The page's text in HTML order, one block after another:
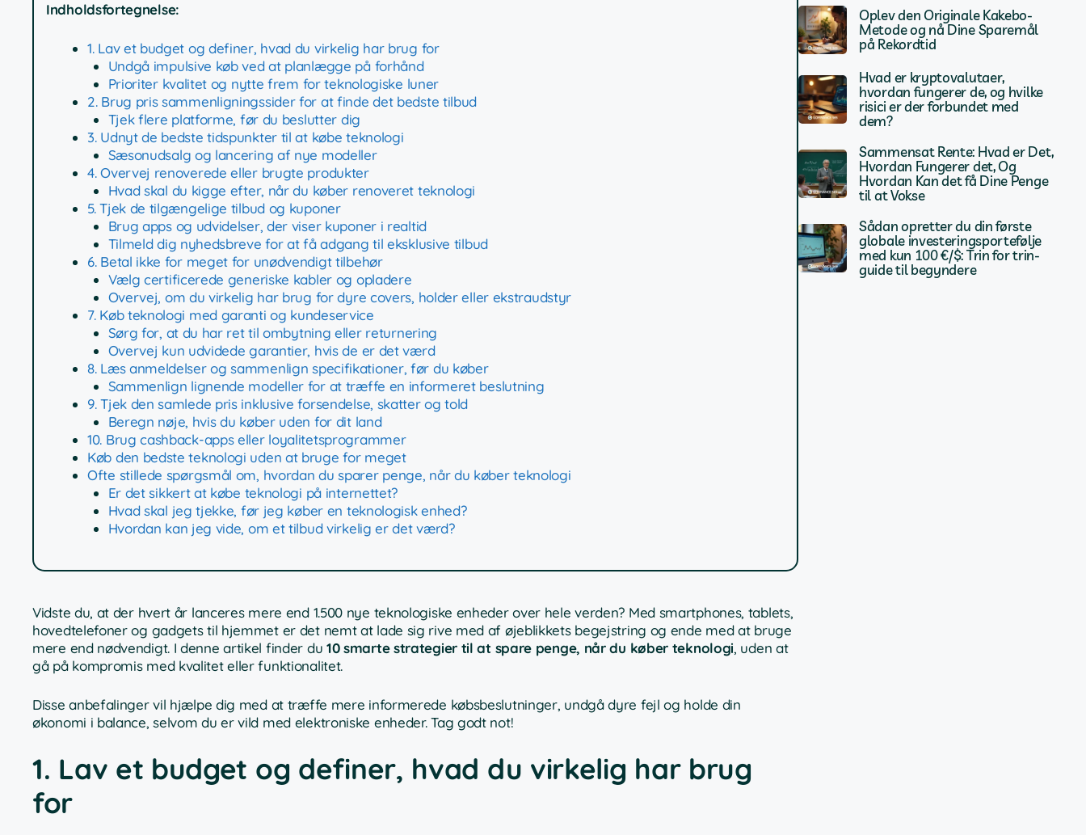
Indholdsfortegnelse:
1. Lav et budget og definer, hvad du virkelig har brug for
Undgå impulsive køb ved at planlægge på forhånd
Prioriter kvalitet og nytte frem for teknologiske luner
2. Brug pris sammenligningssider for at finde det bedste tilbud
Tjek flere platforme, før du beslutter dig
3. Udnyt de bedste tidspunkter til at købe teknologi
Sæsonudsalg og lancering af nye modeller
4. Overvej renoverede eller brugte produkter
Hvad skal du kigge efter, når du køber renoveret teknologi
5. Tjek de tilgængelige tilbud og kuponer
Brug apps og udvidelser, der viser kuponer i realtid
Tilmeld dig nyhedsbreve for at få adgang til eksklusive tilbud
6. Betal ikke for meget for unødvendigt tilbehør
Vælg certificerede generiske kabler og opladere
Overvej, om du virkelig har brug for dyre covers, holder eller ekstraudstyr
7. Køb teknologi med garanti og kundeservice
Sørg for, at du har ret til ombytning eller returnering
Overvej kun udvidede garantier, hvis de er det værd
8. Læs anmeldelser og sammenlign specifikationer, før du køber
Sammenlign lignende modeller for at træffe en informeret beslutning
9. Tjek den samlede pris inklusive forsendelse, skatter og told
Beregn nøje, hvis du køber uden for dit land
10. Brug cashback-apps eller loyalitetsprogrammer
Køb den bedste teknologi uden at bruge for meget
Ofte stillede spørgsmål om, hvordan du sparer penge, når du køber teknologi
Er det sikkert at købe teknologi på internettet?
Hvad skal jeg tjekke, før jeg køber en teknologisk enhed?
Hvordan kan jeg vide, om et tilbud virkelig er det værd?
Vidste du, at der hvert år lanceres mere end 1.500 nye teknologiske enheder over hele verden? Med smartphones, tablets,
hovedtelefoner og gadgets til hjemmet er det nemt at lade sig rive med af øjeblikkets begejstring og ende med at bruge
mere end nødvendigt. I denne artikel finder du 10 smarte strategier til at spare penge, når du køber teknologi, uden at
gå på kompromis med kvalitet eller funktionalitet.
Disse anbefalinger vil hjælpe dig med at træffe mere informerede købsbeslutninger, undgå dyre fejl og holde din
økonomi i balance, selvom du er vild med elektroniske enheder. Tag godt not!
1. Lav et budget og definer, hvad du virkelig har brug
for
Oplev den Originale Kakebo-
Metode og nå Dine Sparemål
på Rekordtid
Hvad er kryptovalutaer,
hvordan fungerer de, og hvilke
risici er der forbundet med
dem?
Sammensat Rente: Hvad er Det,
Hvordan Fungerer det, Og
Hvordan Kan det få Dine Penge
til at Vokse
Sådan opretter du din første
globale investeringsportefølje
med kun 100 €/$: Trin for trin-
guide til begyndere